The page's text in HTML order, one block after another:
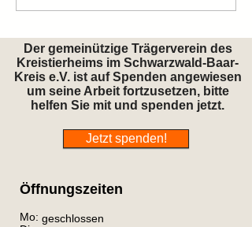
Der gemeinützige Trägerverein des
Kreistierheims im Schwarzwald-Baar-
Kreis e.V. ist auf Spenden angewiesen
um seine Arbeit fortzusetzen, bitte
helfen Sie mit und spenden jetzt.
Jetzt spenden!
Öffnungszeiten
Mo:geschlossen